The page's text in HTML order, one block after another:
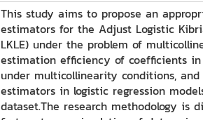
This study aims to propose an
estimators for the Adjust Logistic
LKLE) under the problem of
estimation efficiency of coefficients
under multicollinearity conditions,
estimators in logistic regression
dataset.The research methodology is